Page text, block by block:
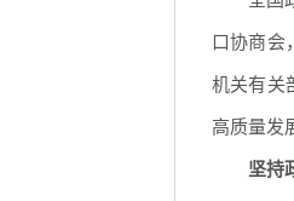
口协商会
机关有关
高质量发
坚持